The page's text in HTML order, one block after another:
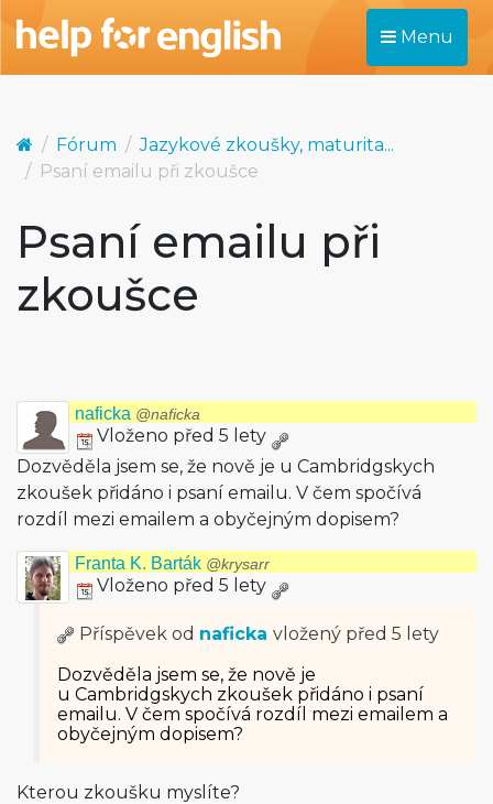
Menu
Fórum
Jazykové zkoušky, maturita...
Psaní emailu při zkoušce
Psaní emailu při
zkoušce
naficka @naficka
Vloženo před 5 lety
Dozvěděla jsem se, že nově je u Cambridgskych
zkoušek přidáno i psaní emailu. V čem spočívá
rozdíl mezi emailem a obyčejným dopisem?
Franta K. Barták @krysarr
Vloženo před 5 lety
Příspěvek od naficka vložený před 5 lety
Dozvěděla jsem se, že nově je
u Cambridgskych zkoušek přidáno i psaní
emailu. V čem spočívá rozdíl mezi emailem a
obyčejným dopisem?
Kterou zkoušku myslíte?